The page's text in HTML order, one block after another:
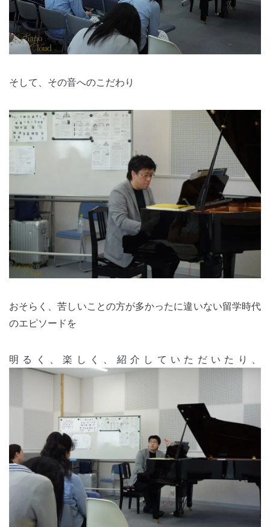
そして、その音へのこだわり
おそらく、苦しいことの方が多かったに違いない留学時代
のエピソードを
明るく、楽しく、紹介していただいたり、